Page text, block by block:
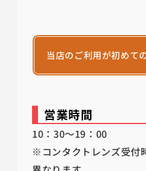
当店のご利用が初めて
営業時間
10：30～19：00
※コンタクトレンズ受付